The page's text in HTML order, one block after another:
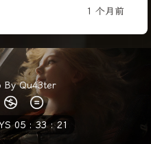
1 个月前
By Qu43ter
05 : 33 : 22